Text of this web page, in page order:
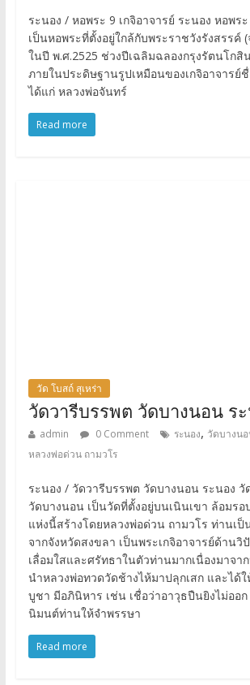
ระนอง / หอพระ 9 เกจิอาจารย์ ระนอง หอพระ
เป็นหอพระที่ตั้งอยู่ใกล้กับพระราชวังรังสรรค์
ในปี พ.ศ.2525 ช่วงปีเฉลิมฉลองกรุงรัตนโกสิ
ภายในประดิษฐานรูปเหมือนของเกจิอาจารย์
ได้แก่ หลวงพ่อจันทร์
Read more
วัด โบสถ์ สุเหร่า
วัดวารีบรรพต วัดบางนอน ร
admin 0 Comment ระนอง, วัดบางน
หลวงพ่อด่วน ถามวโร
ระนอง / วัดวารีบรรพต วัดบางนอน ระนอง วั
วัดบางนอน เป็นวัดที่ตั้งอยู่บนเนินเขา ล้อมรอ
แห่งนี้สร้างโดยหลวงพ่อด่วน ถามวโร ท่านเ
จากจังหวัดสงขลา เป็นพระเกจิอาจารย์ด้าน
เลื่อมใสและศรัทธาในตัวท่านมากเนื่องมาจา
นำหลวงพ่อทวดวัดช้างไห้มาปลุกเสก และได้
บูชา มีอภินิหาร เช่น เชื่อว่าอาวุธปืนยิงไม่ออ
นิมนต์ท่านให้จำพรรษา
Read more